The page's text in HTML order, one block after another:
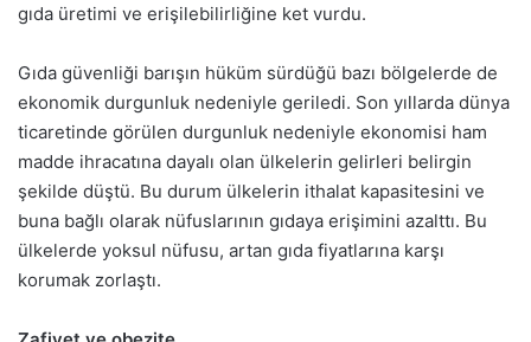
gıda üretimi ve erişilebilirliğine ket vurdu.
Gıda güvenliği barışın hüküm sürdüğü bazı bölgelerde de
ekonomik durgunluk nedeniyle geriledi. Son yıllarda dünya
ticaretinde görülen durgunluk nedeniyle ekonomisi ham
madde ihracatına dayalı olan ülkelerin gelirleri belirgin
şekilde düştü. Bu durum ülkelerin ithalat kapasitesini ve
buna bağlı olarak nüfuslarının gıdaya erişimini azalttı. Bu
ülkelerde yoksul nüfusu, artan gıda fiyatlarına karşı
korumak zorlaştı.